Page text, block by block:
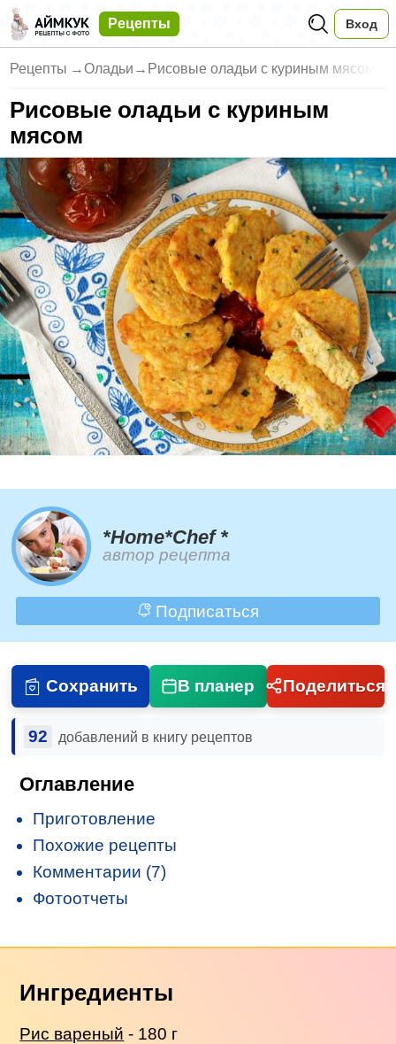
Рецепты Вход
Рецепты →Оладьи → Рисовые оладьи с куриным мясом
Рисовые оладьи с куриным
мясом
*Home*Chef *
автор рецепта
Подписаться
Сохранить В планер Поделиться
92 добавлений в книгу рецептов
Оглавление
Приготовление
Похожие рецепты
Комментарии (7)
Фотоотчеты
Ингредиенты
Рис вареный - 180 г